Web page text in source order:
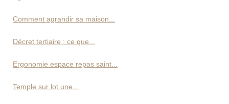
Comment agrandir sa maison...
Décret tertiaire : ce que...
Ergonomie espace repas saint...
Temple sur lot une...